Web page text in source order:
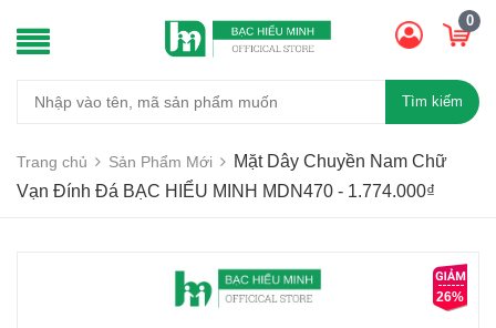
0
Tìm kiếm
Trang chủ Sản Phẩm Mới
Mặt Dây Chuyền Nam Chữ
Vạn Đính Đá BẠC HIỂU MINH MDN470 - 1.774.000₫
26%